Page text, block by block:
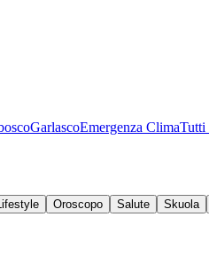
GarlascoEmergenza ClimaTutti
Oroscopo Salute Skuola